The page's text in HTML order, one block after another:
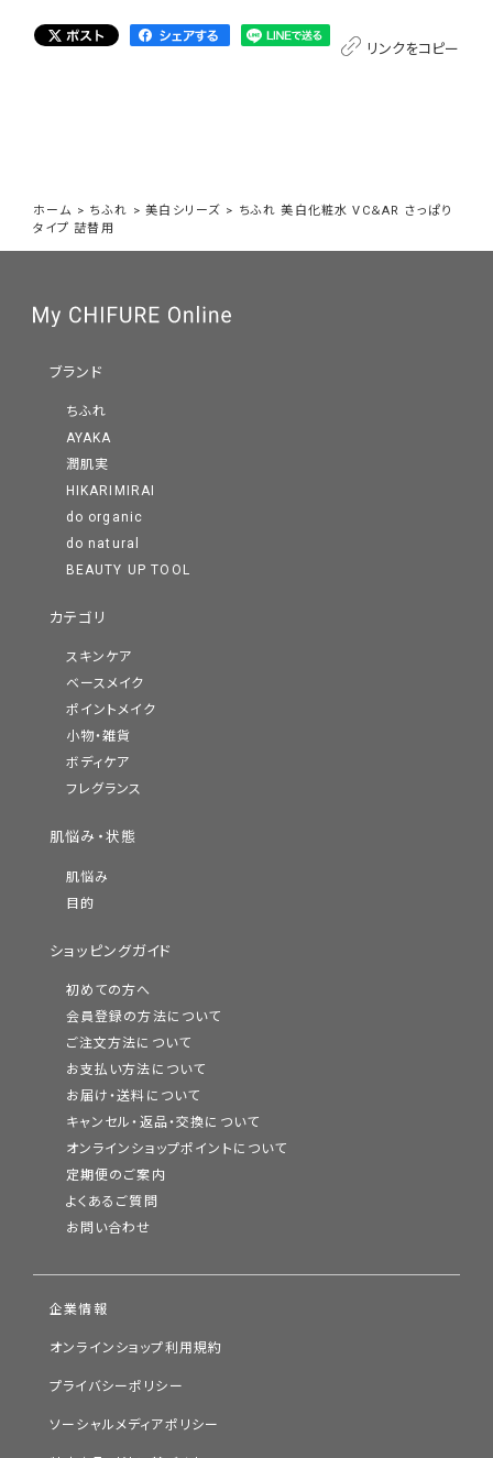
リンクをコピー
ホーム > ちふれ >美白シリーズ > ちふれ 美白化粧水 VC＆AR さっぱり
タイプ 詰替用
ブランド
ちふれ
AYAKA
潤肌実
HIKARIMIRAI
do organic
do natural
BEAUTY UP TOOL
カテゴリ
スキンケア
ベースメイク
ポイントメイク
小物・雑貨
ボディケア
フレグランス
肌悩み・状態
肌悩み
目的
ショッピングガイド
初めての方へ
会員登録の方法について
ご注文方法について
お支払い方法について
お届け・送料について
キャンセル・返品・交換について
オンラインショップポイントについて
定期便のご案内
よくあるご質問
お問い合わせ
企業情報
オンラインショップ利用規約
プライバシーポリシー
ソーシャルメディアポリシー